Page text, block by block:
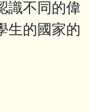
識不同的偉
生的國家的